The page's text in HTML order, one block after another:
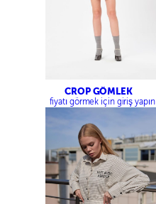
CROP GÖMLEK
fiyatı görmek için giriş yapın